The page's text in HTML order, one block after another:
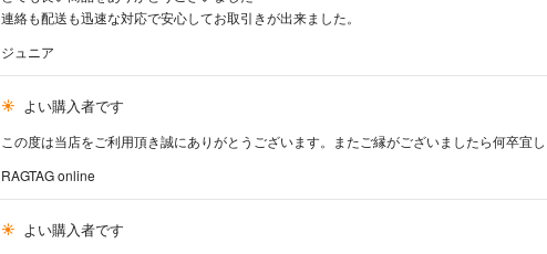
連絡も配送も迅速な対応で安心してお取引きが出来ました。
ジュニア
よい購入者です
この度は当店をご利用頂き誠にありがとうございます。またご縁がございましたら何卒宜し
RAGTAG online
よい購入者です